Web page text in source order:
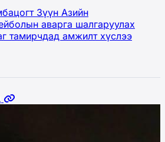
Зүүн Азийн
аварга шалгаруулах
тамирчдад амжилт хүслээ